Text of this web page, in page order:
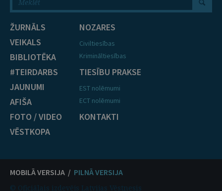
ŽURNĀLS
VEIKALS
BIBLIOTĒKA
#TEIRDARBS
JAUNUMI
AFIŠA
FOTO / VIDEO
VĒSTKOPA
NOZARES
Civiltiesības
Krimināltiesības
TIESĪBU PRAKSE
EST nolēmumi
ECT nolēmumi
KONTAKTI
MOBILĀ VERSIJA / PILNĀ VERSIJA
© Oficiālais izdevējs Latvijas Vēstnesis